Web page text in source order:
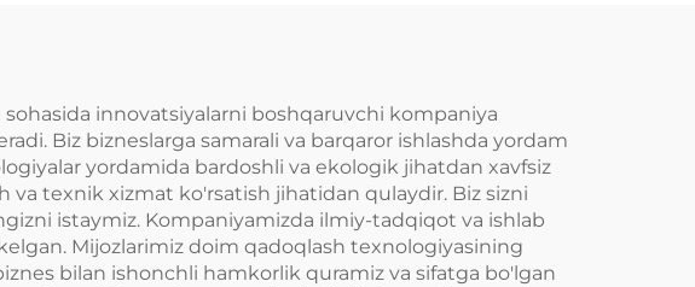
innovatsiyalarni boshqaruvchi kompaniya
Biz bizneslarga samarali va barqaror ishlashda yordam
yordamida bardoshli va ekologik jihatdan xavfsiz
texnik xizmat ko'rsatish jihatidan qulaydir. Biz sizni
istaymiz. Kompaniyamizda ilmiy-tadqiqot va ishlab
Mijozlarimiz doim qadoqlash texnologiyasining
bilan ishonchli hamkorlik quramiz va sifatga bo'lgan